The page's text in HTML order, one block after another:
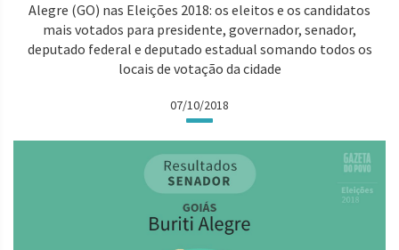
Alegre (GO) nas Eleições 2018: os eleitos e os candidatos
mais votados para presidente, governador, senador,
deputado federal e deputado estadual somando todos os
locais de votação da cidade
07/10/2018